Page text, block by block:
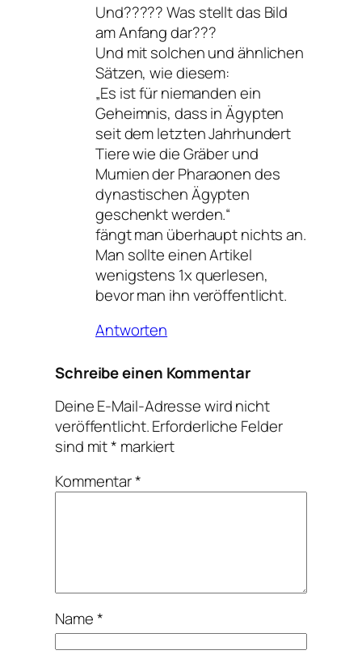
Und????? Was stellt das Bild
am Anfang dar???
Und mit solchen und ähnlichen
Sätzen, wie diesem:
„Es ist für niemanden ein
Geheimnis, dass in Ägypten
seit dem letzten Jahrhundert
Tiere wie die Gräber und
Mumien der Pharaonen des
dynastischen Ägypten
geschenkt werden.“
fängt man überhaupt nichts an.
Man sollte einen Artikel
wenigstens 1x querlesen,
bevor man ihn veröffentlicht.
Antworten
Schreibe einen Kommentar
Deine E-Mail-Adresse wird nicht
veröffentlicht.Erforderliche Felder
sind mit* markiert
Kommentar*
Name*